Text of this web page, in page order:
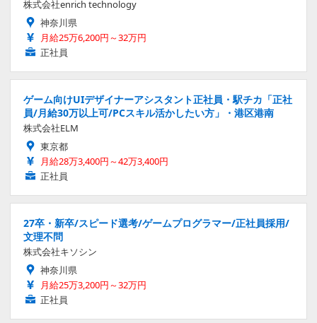
株式会社enrich technology
神奈川県
月給25万6,200円～32万円
正社員
ゲーム向けUIデザイナーアシスタント正社員・駅チカ「正社
員/月給30万以上可/PCスキル活かしたい方」・港区港南
株式会社ELM
東京都
月給28万3,400円～42万3,400円
正社員
27卒・新卒/スピード選考/ゲームプログラマー/正社員採用/
文理不問
株式会社キソシン
神奈川県
月給25万3,200円～32万円
正社員